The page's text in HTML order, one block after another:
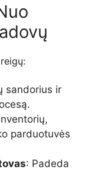
sandorius ir
parduotuvės
: Padeda